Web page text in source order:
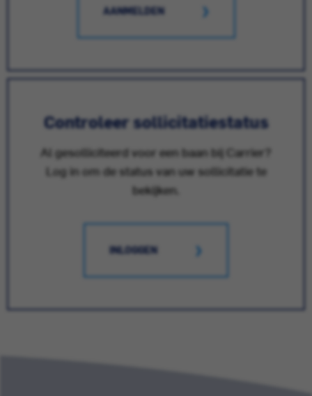
AANMELDEN
Controleer sollicitatiestatus
Al gesolliciteerd voor een baan bij Carrier?
Log in om de status van uw sollicitatie te
bekijken.
INLOGGEN